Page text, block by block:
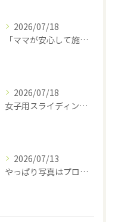
2026/07/18
​「ママが安心して施術を受けられるように」
2026/07/18
女子用スライディングパンツ(スポーツインナー)を開発中の西丸...
2026/07/13
やっぱり写真はプロに撮って貰わなあかんね🤣⁡